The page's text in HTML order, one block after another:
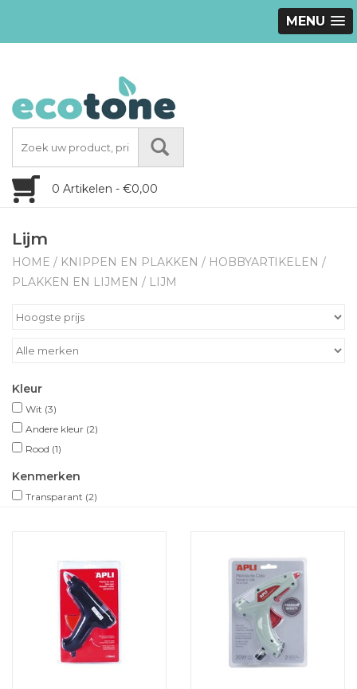
MENU
0 Artikelen - €0,00
Lijm
HOME / KNIPPEN EN PLAKKEN / HOBBYARTIKELEN /
PLAKKEN EN LIJMEN / LIJM
Kleur
Wit (3)
Andere kleur (2)
Rood (1)
Kenmerken
Transparant (2)